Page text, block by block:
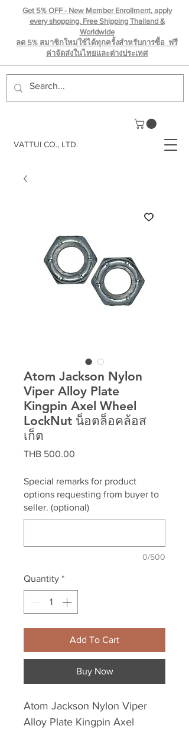
VATTUI CO., LTD.
Get 5% OFF - New Member Enrollment, apply
every shopping. Free Shipping Thailand &
Worldwide
ลด 5% สมาชิกใหม่ใช้ได้ทุกครั้งสำหรับการซื้อ ฟรี
ค่าจัดส่งในไทยเเละต่างประเทศ
Atom Jackson Nylon
Viper Alloy Plate
Kingpin Axel Wheel
LockNut น็อตล็อคล้อส
เก็ต
THB 500.00
Special remarks for product
options requesting from buyer to
seller. (optional)
0/500
Quantity *
Add To Cart
Buy Now
Atom Jackson Nylon Viper
Alloy Plate Kingpin Axel